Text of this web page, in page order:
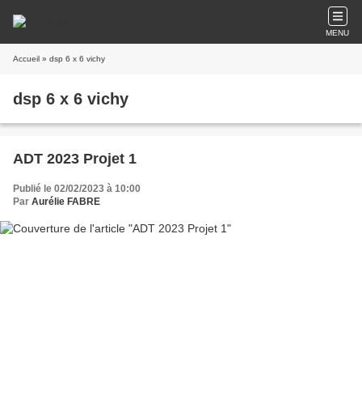
MENU
Accueil » dsp 6 x 6 vichy
dsp 6 x 6 vichy
ADT 2023 Projet 1
Publié le 02/02/2023 à 10:00
Par Aurélie FABRE